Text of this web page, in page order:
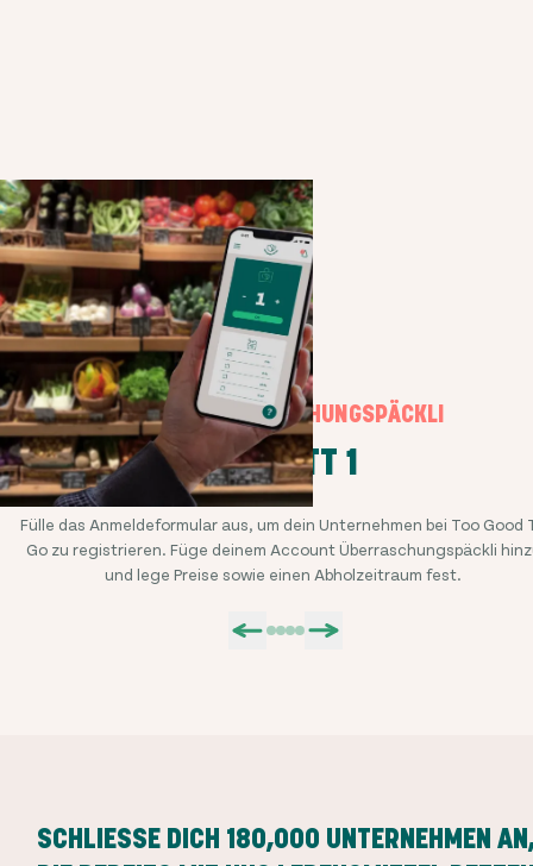
UNSERE ÜBERRASCHUNGSPÄCKLI
SCHRITT 1
Fülle das Anmeldeformular aus, um dein Unternehmen bei Too Good
Go zu registrieren. Füge deinem Account Überraschungspäckli
und lege Preise sowie einen Abholzeitraum fest.
SCHLIESSE DICH 180,000 UNTERNEHMEN